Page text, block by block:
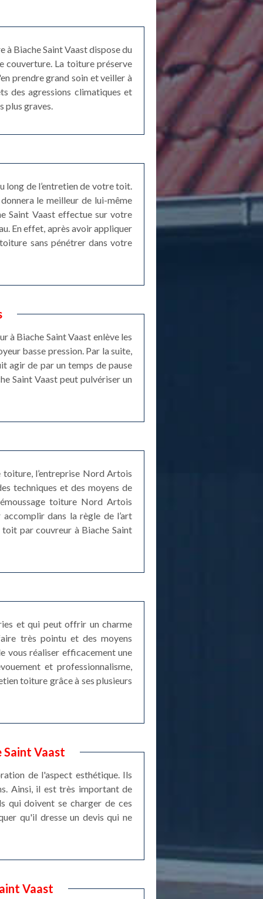
Biache Saint Vaast dispose du
couverture. La toiture préserve
prendre grand soin et veiller à
des agressions climatiques et
plus graves.
long de l’entretien de votre toit.
le meilleur de lui-même
Saint Vaast effectue sur votre
En effet, après avoir appliquer
sans pénétrer dans votre
à Biache Saint Vaast enlève les
basse pression. Par la suite,
agir de par un temps de pause
Saint Vaast peut pulvériser un
l’entreprise Nord Artois
techniques et des moyens de
toiture Nord Artois
dans la règle de l’art
toit par couvreur à Biache Saint
et qui peut offrir un charme
très pointu et des moyens
vous réaliser efficacement une
et professionnalisme,
toiture grâce à ses plusieurs
Vaast
de l'aspect esthétique. Ils
Ainsi, il est très important de
qui doivent se charger de ces
qu'il dresse un devis qui ne
Vaast